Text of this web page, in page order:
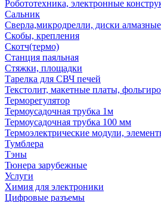
Робототехника, электронные
Сальник
Сверла,микродрелли, диски алмазные
Скобы, крепления
Скотч(термо)
Станция паяльная
Стяжки, площадки
Тарелка для СВЧ печей
Текстолит, макетные платы,
Терморегулятор
Термоусадочная трубка 1м
Термоусадочная трубка 100 мм
Термоэлектрические модули,
Тумблера
Тэны
Тюнера зарубежные
Услуги
Химия для электроники
Цифровые разъемы